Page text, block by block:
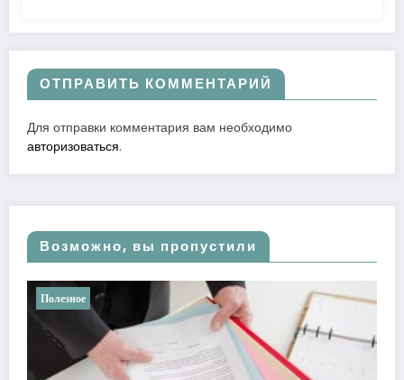
ОТПРАВИТЬ КОММЕНТАРИЙ
Для отправки комментария вам необходимо
авторизоваться.
Возможно, вы пропустили
Полезное